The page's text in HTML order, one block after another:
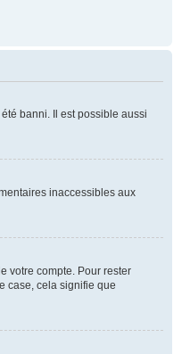
banni. Il est possible aussi
inaccessibles aux
votre compte. Pour rester
case, cela signifie que